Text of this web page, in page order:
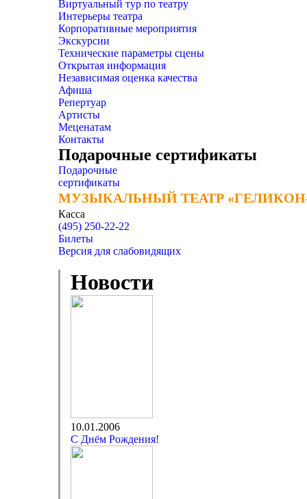
Виртуальный тур по театру
Интерьеры театра
Корпоративные мероприятия
Экскурсии
Технические параметры сцены
Открытая информация
Независимая оценка качества
Афиша
Репертуар
Артисты
Меценатам
Контакты
Подарочные сертификаты
Подарочные
сертификаты
МУЗЫКАЛЬНЫЙ ТЕАТР
МУЗЫКАЛЬНЫЙ ТЕАТР
Касса
(495) 250-22-22
Билеты
Версия для слабовидящих
Новости
10.01.2006
С Днём Рождения!